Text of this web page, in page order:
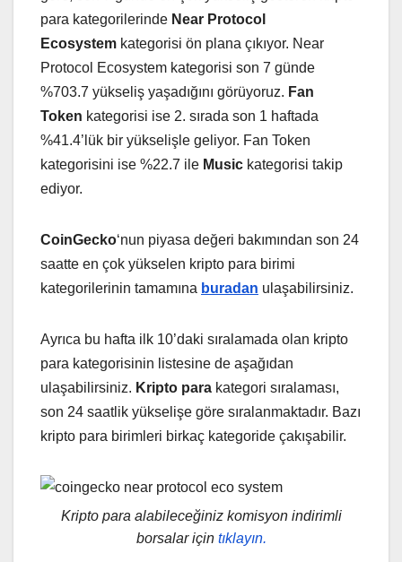
para kategorilerinde Near Protocol
Ecosystem kategorisi ön plana çıkıyor. Near
Protocol Ecosystem kategorisi son 7 günde
%703.7 yükseliş yaşadığını görüyoruz. Fan
Token kategorisi ise 2. sırada son 1 haftada
%41.4’lük bir yükselişle geliyor. Fan Token
kategorisini ise %22.7 ile Music kategorisi takip
ediyor.
CoinGecko‘nun piyasa değeri bakımından son 24
saatte en çok yükselen kripto para birimi
kategorilerinin tamamına buradan ulaşabilirsiniz.
Ayrıca bu hafta ilk 10’daki sıralamada olan kripto
para kategorisinin listesine de aşağıdan
ulaşabilirsiniz. Kripto para kategori sıralaması,
son 24 saatlik yükselişe göre sıralanmaktadır. Bazı
kripto para birimleri birkaç kategoride çakışabilir.
Kripto para alabileceğiniz komisyon indirimli
borsalar için tıklayın.